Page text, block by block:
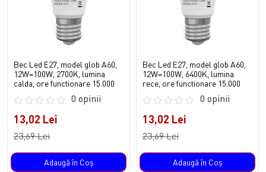
Bec Led E27, model glob A60,
12W=100W, 2700K, lumina
calda, ore functionare 15.000
0 opinii
13,02 Lei
23,69 Lei
Adaugă în Coş
Bec Led E27, model glob A60,
12W=100W, 6400K, lumina
rece, ore functionare 15.000
0 opinii
13,02 Lei
23,69 Lei
Adaugă în Coş